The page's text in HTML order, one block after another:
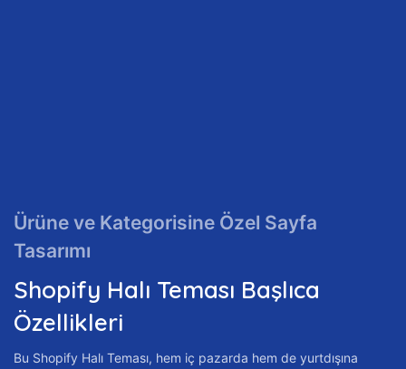
Ürüne ve Kategorisine Özel Sayfa
Tasarımı
Shopify Halı Teması Başlıca
Özellikleri
Bu Shopify Halı Teması, hem iç pazarda hem de yurtdışına